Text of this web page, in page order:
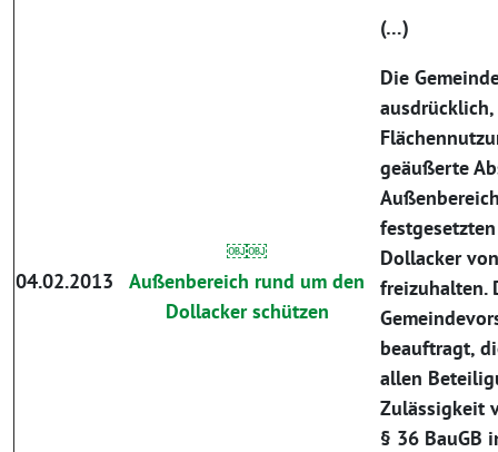
(…)
04.02.2013
￼￼
Außenbereich rund um den
Dollacker schützen
Die
geäußerte
Dollacker
freizuhalten.
beauftragt,
allen
Zulässigkeit
§ 36 BauGB